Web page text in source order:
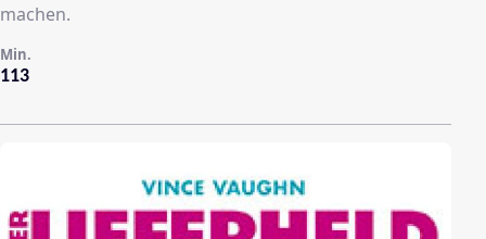
machen.
113
Min.